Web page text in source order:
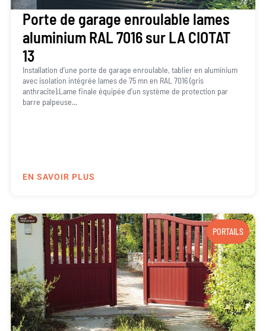
Porte de garage enroulable lames
aluminium RAL 7016 sur LA CIOTAT
13
Installation d’une porte de garage enroulable, tablier en aluminium
avec isolation intégrée lames de 75 mn en RAL 7016 (gris
anthracite).Lame finale équipée d’un système de protection par
barre palpeuse...
EN SAVOIR PLUS
PORTAILS